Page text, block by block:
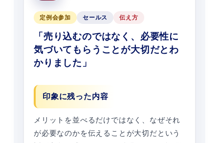
定例会参加 セールス 伝え方
「売り込むのではなく、必要性に
気づいてもらうことが大切だとわ
かりました」
印象に残った内容
メリットを並べるだけではなく、なぜそれ
が必要なのかを伝えることが大切だという